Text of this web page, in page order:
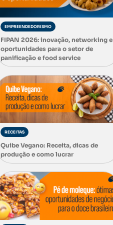
EMPREENDEDORISMO
FIPAN 2026: inovação, networking e
oportunidades para o setor de
panificação e food service
RECEITAS
Quibe Vegano: Receita, dicas de
produção e como lucrar